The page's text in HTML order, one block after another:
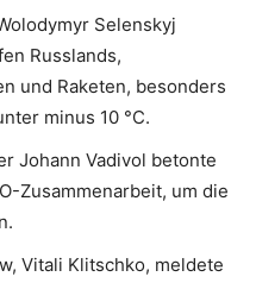
Selenskyj
Russlands,
und Raketen, besonders
minus 10 °C.
Johann Vadivol betonte
Zusammenarbeit, um die
Vitali Klitschko, meldete